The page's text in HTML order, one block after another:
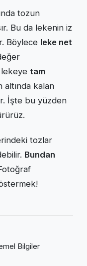
tozun
Bu da lekenin iz
Böylece leke net
lekeye tam
kalan
İşte bu yüzden
tozlar
Bundan
Bilgiler